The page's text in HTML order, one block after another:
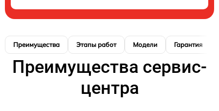
Преимущества Этапы работ Модели Гарантия
Преимущества сервис-
центра